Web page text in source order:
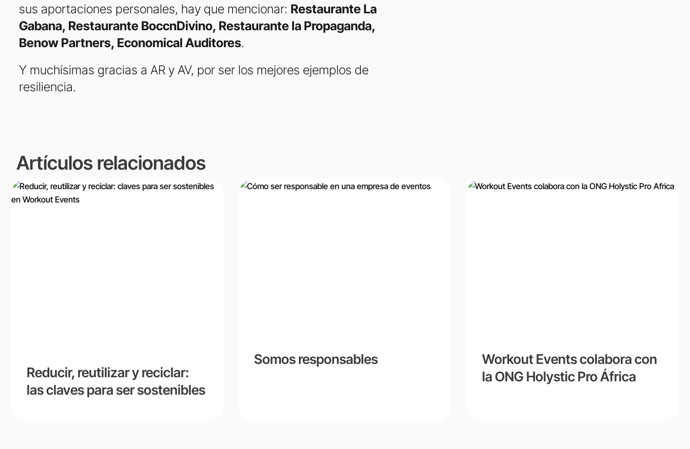
sus aportaciones personales, hay que mencionar: Restaurante La
Gabana, Restaurante BoccnDivino, Restaurante la Propaganda,
Benow Partners, Economical Auditores.
Y muchísimas gracias a AR y AV, por ser los mejores ejemplos de
resiliencia.
Artículos relacionados
Reducir, reutilizar y reciclar:
las claves para ser sostenibles
Somos responsables
Workout Events colabora con
la ONG Holystic Pro África